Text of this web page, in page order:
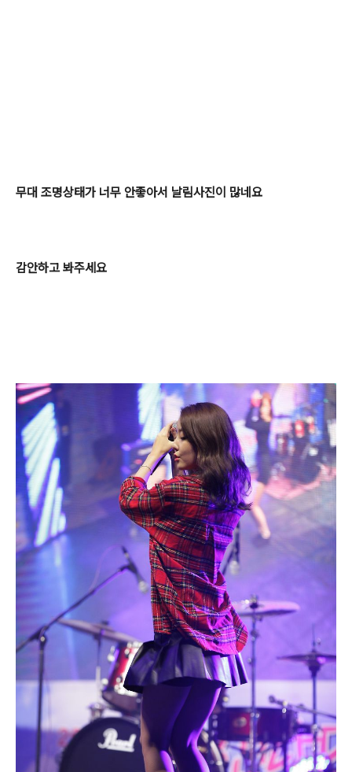
무대 조명상태가 너무 안좋아서 날림사진이 많네요
감안하고 봐주세요